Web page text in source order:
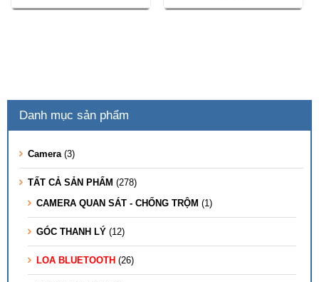
Danh mục sản phẩm
Camera (3)
TẤT CẢ SẢN PHẨM (278)
CAMERA QUAN SÁT - CHỐNG TRỘM (1)
GÓC THANH LÝ (12)
LOA BLUETOOTH (26)